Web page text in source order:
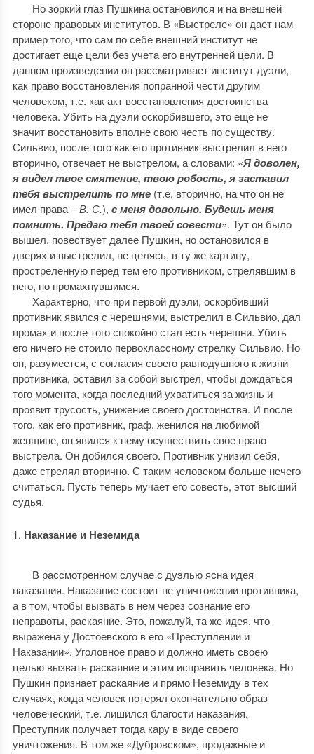
Но зоркий глаз Пушкина остановился и на внешней
стороне правовых институтов. В «Выстреле» он дает нам
пример того, что сам по себе внешний институт не
достигает еще цели без учета его внутренней цели. В
данном произведении он рассматривает институт дуэли,
как право восстановления попранной чести другим
человеком, т.е. как акт восстановления достоинства
человека. Убить на дуэли оскорбившего, это еще не
значит восстановить вполне свою честь по существу.
Сильвио, после того как его противник выстрелил в него
вторично, отвечает не выстрелом, а словами: «Я доволен,
я видел твое смятение, твою робость, я заставил
тебя выстрелить по мне (т.е. вторично, на что он не
имел права –В. С.), с меня довольно. Будешь меня
помнить. Предаю тебя твоей совести». Тут он было
вышел, повествует далее Пушкин, но остановился в
дверях и выстрелил, не целясь, в ту же картину,
простреленную перед тем его противником, стрелявшим в
него, но промахнувшимся.
Характерно, что при первой дуэли, оскорбивший
противник явился с черешнями, выстрелил в Сильвио, дал
промах и после того спокойно стал есть черешни. Убить
его ничего не стоило первоклассному стрелку Сильвио. Но
он, разумеется, с согласия своего равнодушного к жизни
противника, оставил за собой выстрел, чтобы дождаться
того момента, когда последний ухватиться за жизнь и
проявит трусость, унижение своего достоинства. И после
того, как его противник, граф, женился на любимой
женщине, он явился к нему осуществить свое право
выстрела. Он добился своего. Противник унизил себя,
даже стрелял вторично. С таким человеком больше нечего
считаться. Пусть теперь мучает его совесть, этот высший
судья.
Наказание и Неземида
В рассмотренном случае с дуэлью ясна идея
наказания. Наказание состоит не уничтожении противника,
а в том, чтобы вызвать в нем через сознание его
неправоты, раскаяние. Это, пожалуй, та же идея, что
выражена у Достоевского в его «Преступлении и
Наказании». Уголовное право и должно иметь своею
целью вызвать раскаяние и этим исправить человека. Но
Пушкин признает раскаяние и прямо Неземиду в тех
случаях, когда человек потерял окончательно образ
человеческий, т.е. лишился благости наказания.
Преступник получает тогда кару в виде своего
уничтожения. В том же «Дубровском», продажные и